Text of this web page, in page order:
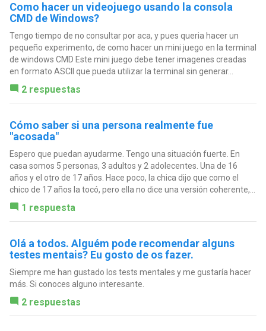
Como hacer un videojuego usando la consola
CMD de Windows?
Tengo tiempo de no consultar por aca, y pues queria hacer un
pequeño experimento, de como hacer un mini juego en la terminal
de windows CMD Este mini juego debe tener imagenes creadas
en formato ASCII que pueda utilizar la terminal sin generar...
2 respuestas
Cómo saber si una persona realmente fue
"acosada"
Espero que puedan ayudarme. Tengo una situación fuerte. En
casa somos 5 personas, 3 adultos y 2 adolecentes. Una de 16
años y el otro de 17 años. Hace poco, la chica dijo que como el
chico de 17 años la tocó, pero ella no dice una versión coherente,...
1 respuesta
Olá a todos. Alguém pode recomendar alguns
testes mentais? Eu gosto de os fazer.
Siempre me han gustado los tests mentales y me gustaría hacer
más. Si conoces alguno interesante.
2 respuestas